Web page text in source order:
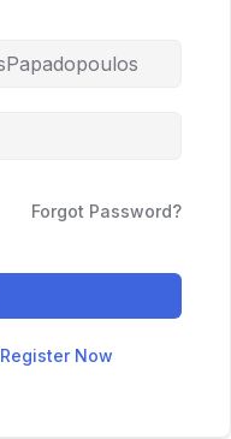
Forgot Password?
Register Now